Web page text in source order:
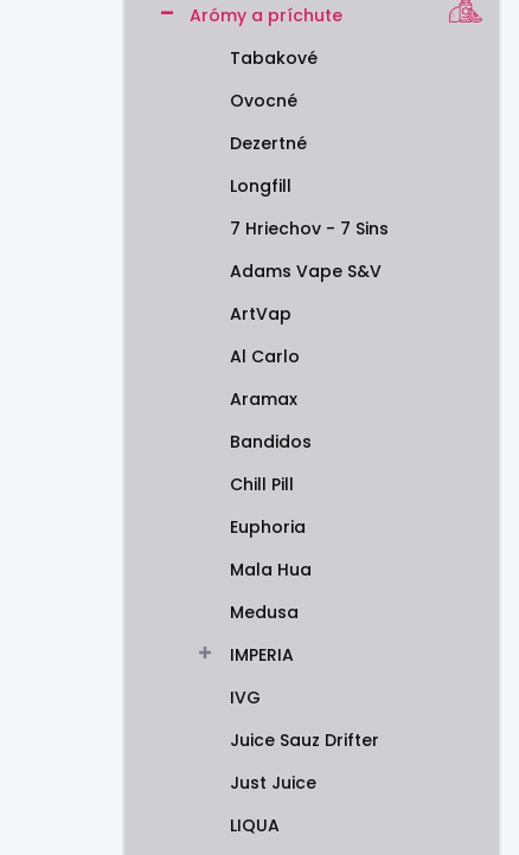
Arómy a príchute
Tabakové
Ovocné
Dezertné
Longfill
7 Hriechov - 7 Sins
Adams Vape S&V
ArtVap
Al Carlo
Aramax
Bandidos
Chill Pill
Euphoria
Mala Hua
Medusa
IMPERIA
IVG
Juice Sauz Drifter
Just Juice
LIQUA